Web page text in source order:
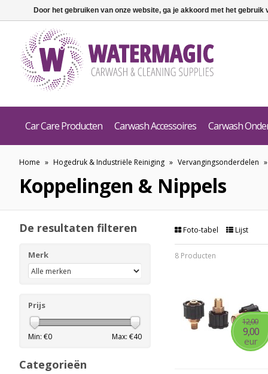
Car Care Producten Carwash Accessoires Carwash
Home » Hogedruk & Industriële Reiniging » Vervangingsonderdelen
Koppelingen & Nippels
Foto-tabel Lijst
8 Producten
12,00
9,00
eur
De resultaten filteren
Merk
Prijs
Min: €0 Max: €40
Categorieën
Door het gebruiken van onze website, ga je akkoord met het